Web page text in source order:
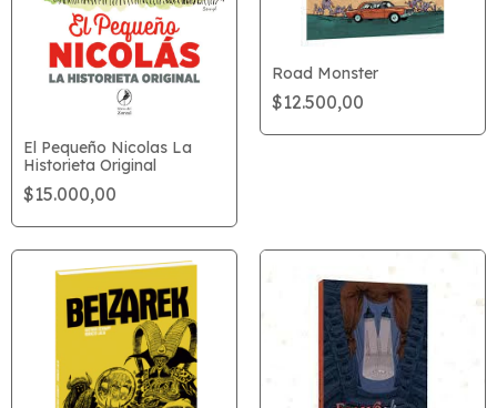
El Pequeño Nicolas La
Historieta Original
$15.000,00
Road Monster
$12.500,00